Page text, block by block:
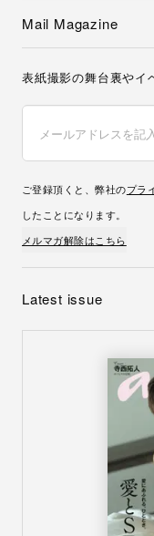
Mail Magazine
表紙撮影の舞台裏やイ
ご登録頂くと、弊社のプラ
したことになります。
メルマガ解除はこちら
Latest issue